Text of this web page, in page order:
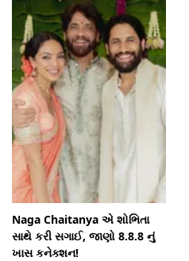
Naga Chaitanya એ શોભિતા
સાથે કરી સગાઈ, જાણો 8.8.8 નું
ખાસ કનેક્શન!